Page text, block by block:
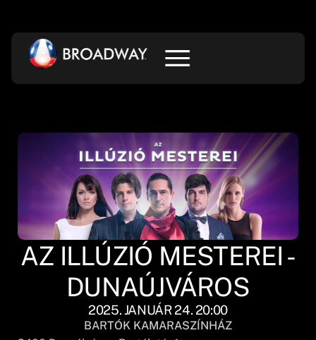
AZ ILLÚZIÓ MESTEREI -
DUNAÚJVÁROS
2025. JANUÁR 24. 20:00
BARTÓK KAMARASZÍNHÁZ